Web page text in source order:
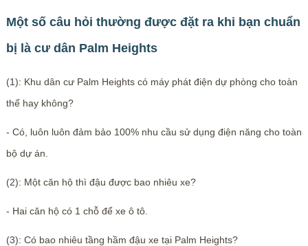
Một số câu hỏi thường được đặt ra khi bạn chuẩn
bị là cư dân Palm Heights
(1): Khu dân cư Palm Heights có máy phát điện dự phòng cho toàn
thể hay không?
- Có, luôn luôn đảm bảo 100% nhu cầu sử dụng điện năng cho toàn
bộ dự án.
(2): Một căn hộ thì đậu được bao nhiêu xe?
- Hai căn hộ có 1 chỗ để xe ô tô.
(3): Có bao nhiêu tầng hầm đậu xe tại Palm Heights?